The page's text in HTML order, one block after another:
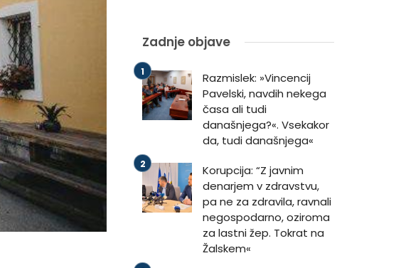
Zadnje objave
Razmislek: »Vincencij
Pavelski, navdih nekega
časa ali tudi
današnjega?«. Vsekakor
da, tudi današnjega«
Korupcija: “Z javnim
denarjem v zdravstvu,
pa ne za zdravila, ravnali
negospodarno, oziroma
za lastni žep. Tokrat na
Žalskem«